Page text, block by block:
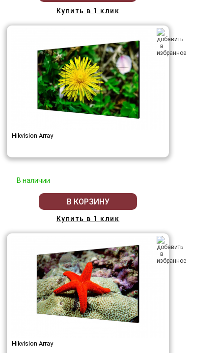
Купить в 1 клик
Hikvision Array
В наличии
В КОРЗИНУ
Купить в 1 клик
Hikvision Array